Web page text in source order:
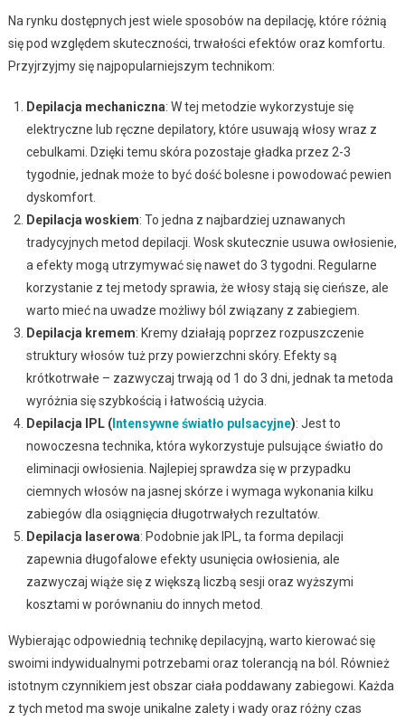
Na rynku dostępnych jest wiele sposobów na depilację, które różnią
się pod względem skuteczności, trwałości efektów oraz komfortu.
Przyjrzyjmy się najpopularniejszym technikom:
Depilacja mechaniczna: W tej metodzie wykorzystuje się
elektryczne lub ręczne depilatory, które usuwają włosy wraz z
cebulkami. Dzięki temu skóra pozostaje gładka przez 2-3
tygodnie, jednak może to być dość bolesne i powodować pewien
dyskomfort.
Depilacja woskiem: To jedna z najbardziej uznawanych
tradycyjnych metod depilacji. Wosk skutecznie usuwa owłosienie,
a efekty mogą utrzymywać się nawet do 3 tygodni. Regularne
korzystanie z tej metody sprawia, że włosy stają się cieńsze, ale
warto mieć na uwadze możliwy ból związany z zabiegiem.
Depilacja kremem: Kremy działają poprzez rozpuszczenie
struktury włosów tuż przy powierzchni skóry. Efekty są
krótkotrwałe – zazwyczaj trwają od 1 do 3 dni, jednak ta metoda
wyróżnia się szybkością i łatwością użycia.
Depilacja IPL (Intensywne światło pulsacyjne): Jest to
nowoczesna technika, która wykorzystuje pulsujące światło do
eliminacji owłosienia. Najlepiej sprawdza się w przypadku
ciemnych włosów na jasnej skórze i wymaga wykonania kilku
zabiegów dla osiągnięcia długotrwałych rezultatów.
Depilacja laserowa: Podobnie jak IPL, ta forma depilacji
zapewnia długofalowe efekty usunięcia owłosienia, ale
zazwyczaj wiąże się z większą liczbą sesji oraz wyższymi
kosztami w porównaniu do innych metod.
Wybierając odpowiednią technikę depilacyjną, warto kierować się
swoimi indywidualnymi potrzebami oraz tolerancją na ból. Również
istotnym czynnikiem jest obszar ciała poddawany zabiegowi. Każda
z tych metod ma swoje unikalne zalety i wady oraz różny czas